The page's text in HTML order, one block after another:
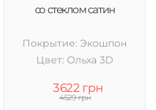
со стеклом сатин
Покрытие: Экошпон
Цвет: Ольха 3D
3622 грн
4529 грн